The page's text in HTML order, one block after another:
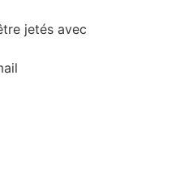
jetés avec